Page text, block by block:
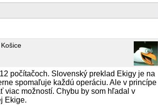
Košice
počítačoch. Slovenský preklad Ekigy je na
spomaľuje každú operáciu. Ale v princípe
viac možností. Chybu by som hľadal v
Ekige.